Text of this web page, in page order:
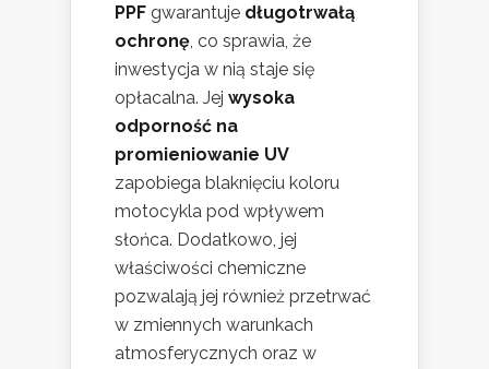
PPF gwarantuje długotrwałą
ochronę , co sprawia, że
inwestycja w nią staje się
opłacalna. Jej wysoka
odporność na
promieniowanie UV
zapobiega blaknięciu koloru
motocykla pod wpływem
słońca. Dodatkowo, jej
właściwości chemiczne
pozwalają jej również przetrwać
w zmiennych warunkach
atmosferycznych oraz w